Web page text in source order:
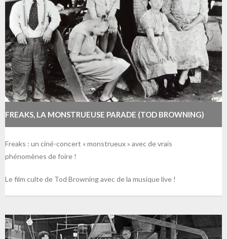
FREAKS, LA MONSTRUEUSE PARADE (TOD BROWNING)
Freaks : un ciné-concert « monstrueux » avec de vrais
phénomènes de foire !
Le film culte de Tod Browning avec de la musique live !